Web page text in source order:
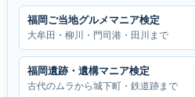
福岡ご当地グルメマニア検定
大牟田・柳川・門司港・田川まで
福岡遺跡・遺構マニア検定
古代のムラから城下町・鉄道跡まで